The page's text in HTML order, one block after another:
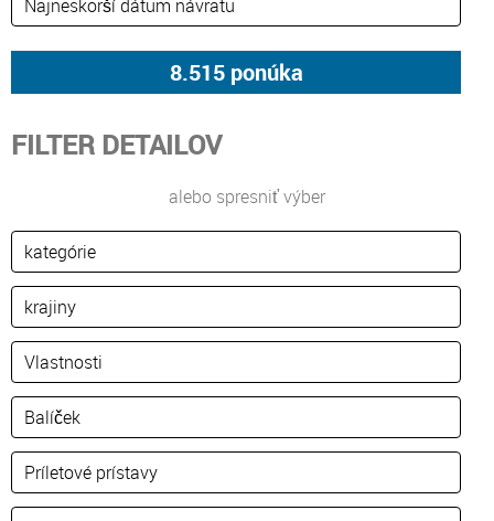
FILTER DETAILOV
alebo spresniť výber